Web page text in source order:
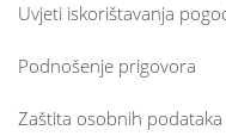
Uvjeti iskorištavanja
Podnošenje prigovora
Zaštita osobnih podataka